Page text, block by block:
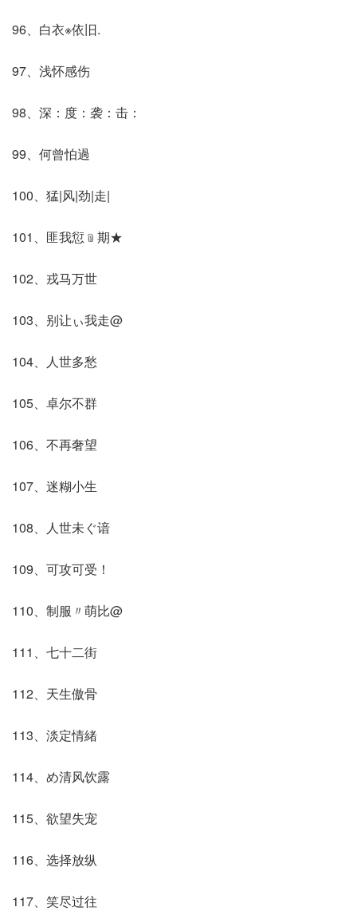
96、白衣※依旧.
97、浅怀感伤
98、深：度：袭：击：
99、何曾怕過
100、猛|风|劲|走|
101、匪我愆﹫期★
102、戎马万世
103、别让ぃ我走@
104、人世多愁
105、卓尔不群
106、不再奢望
107、迷糊小生
108、人世未ぐ谙
109、可攻可受！
110、制服〃萌比@
111、七十二街
112、天生傲骨
113、淡定情緒
114、め清风饮露
115、欲望失宠
116、选择放纵
117、笑尽过往